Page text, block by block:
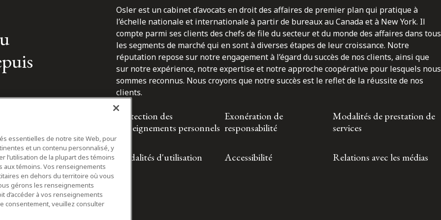
Osler est un cabinet d’avocats en droit des affaires de premier plan qui pratique à
l’échelle nationale et internationale à partir de bureaux au Canada et à New York. Il
compte parmi ses clients des chefs de file du secteur et du monde des affaires dans tous
les segments de marché qui en sont à diverses étapes de leur croissance. Notre
réputation repose sur notre engagement à l’égard du succès de nos clients, ainsi que
sur notre expérience, notre expertise et notre approche coopérative pour lesquels nous
sommes reconnus. Nous croyons que notre succès est le reflet de la réussite de nos
clients.
Protection des
renseignements personnels
Exonération de
responsabilité
Modalités de prestation de
services
Modalités d'utilisation Accessibilité Relations avec les médias
essentielles de notre site Web, pour
et un contenu personnalisé, y
l’utilisation de la plupart des témoins
témoins. Vos renseignements
en dehors du territoire où vous
gérons les renseignements
d’accéder à vos renseignements
consentement, veuillez consulter